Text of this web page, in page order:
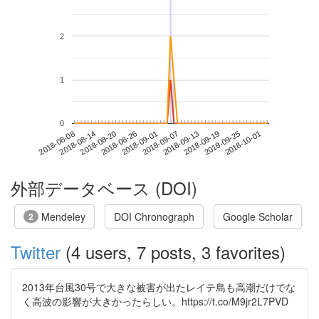
2018-08-082018-08-142018-08-202018-08-262018-09-012018-09-072018-09-132018-09-192018-09-252018-10-01
0
1
2
外部データベース (DOI)
2 Mendeley DOI Chronograph Google Scholar
Twitter (4 users, 7 posts, 3 favorites)
2013年台風30号で大きな被害が出たレイテ島も高潮だけでな
く高波の影響が大きかったらしい。https://t.co/M9jr2L7PVD